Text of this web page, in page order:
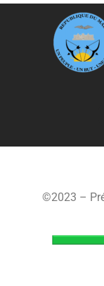
©2023 –